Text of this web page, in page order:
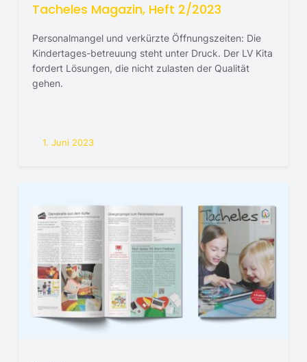
Tacheles Magazin, Heft 2/2023
Personalmangel und verkürzte Öffnungszeiten: Die
Kindertages-betreuung steht unter Druck. Der LV Kita
fordert Lösungen, die nicht zulasten der Qualität
gehen.
1. Juni 2023